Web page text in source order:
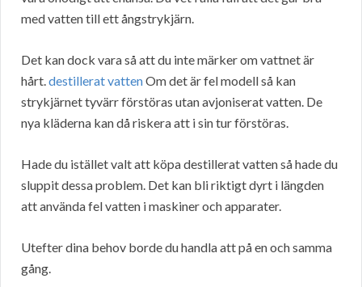
med vatten till ett ångstrykjärn.
Det kan dock vara så att du inte märker om vattnet är
hårt. destillerat vattenOm det är fel modell så kan
strykjärnet tyvärr förstöras utan avjoniserat vatten. De
nya kläderna kan då riskera att i sin tur förstöras.
Hade du istället valt att köpa destillerat vatten så hade du
sluppit dessa problem. Det kan bli riktigt dyrt i längden
att använda fel vatten i maskiner och apparater.
Utefter dina behov borde du handla att på en och samma
gång.